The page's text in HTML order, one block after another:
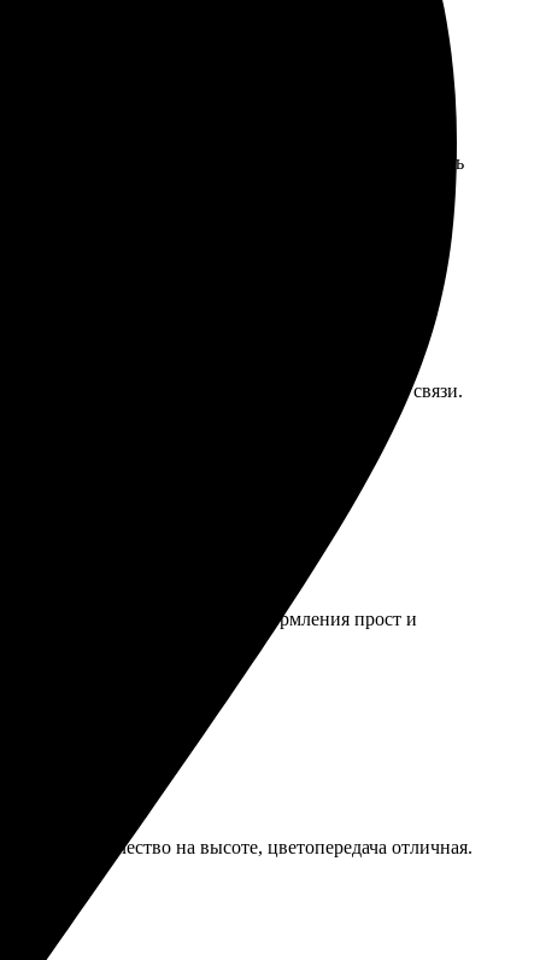
Мне предложили много шаблонов, можно было выбрать
и материалов. Персонал вежливый, всегда на связи.
все детали видно. Процесс оформления прост и
Качество на высоте, цветопередача отличная.